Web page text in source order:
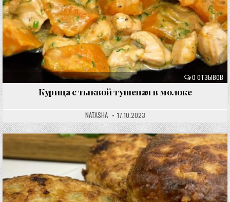
0 ОТЗЫВОВ
Курица с тыквой тушеная в молоке
NATASHA 17.10.2023